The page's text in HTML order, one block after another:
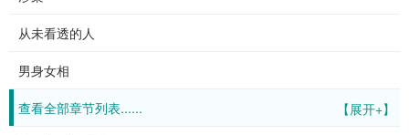
从未看透的人
男身女相
【展开+】
查看全部章节列表......